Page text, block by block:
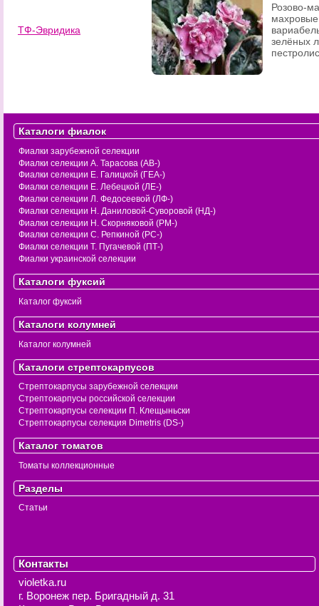
ТФ-Эвридика
Розово-
зелёных
Каталоги фиалок
Фиалки зарубежной селекции
Фиалки селекции А. Тарасова (АВ-)
Фиалки селекции Е. Галицкой (ГЕА-)
Фиалки селекции Е. Лебецкой (ЛЕ-)
Фиалки селекции Л. Федосеевой (ЛФ-)
Фиалки селекции Н. Даниловой-Суворовой (НД-)
Фиалки селекции Н. Скорняковой (РМ-)
Фиалки селекции С. Репкиной (РС-)
Фиалки селекции Т. Пугачевой (ПТ-)
Фиалки украинской селекции
Каталоги фуксий
Каталог фуксий
Каталоги колумней
Каталог колумней
Каталоги стрептокарпусов
Стрептокарпусы зарубежной селекции
Стрептокарпусы российской селекции
Стрептокарпусы селекции П. Клещыньски
Стрептокарпусы селекция Dimetris (DS-)
Каталог томатов
Томаты коллекционные
Разделы
Статьи
Контакты
violetka.ru
г. Воронеж пер. Бригадный д. 31